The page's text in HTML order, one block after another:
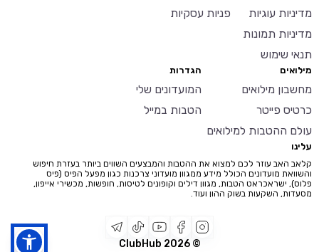
© ClubHub
2026
מדיניות עוגיות
מדיניות תמונות
תנאי שימוש
פניות עסקיות
מילואים
מחשבון מילואים
כרטיס פייטר
עולם ההטבות למילואים
הגדרות
המועדונים שלי
הטבות במייל
עלינו
קלאב האב עוזר לכם למצוא את ההטבות והמבצעים השווים ביותר בעזרת חיפוש
והשוואת מועדונים הכולל מידע ממגוון מועדוני צרכנות כגון מפעל הפיס (פיס
פלוס), ישראכראט הטבות, מגוון דילים וקופונים לטיסות, חופשות, מכשירי אייפון,
מסעדות, השקעות בשוק ההון ועוד.